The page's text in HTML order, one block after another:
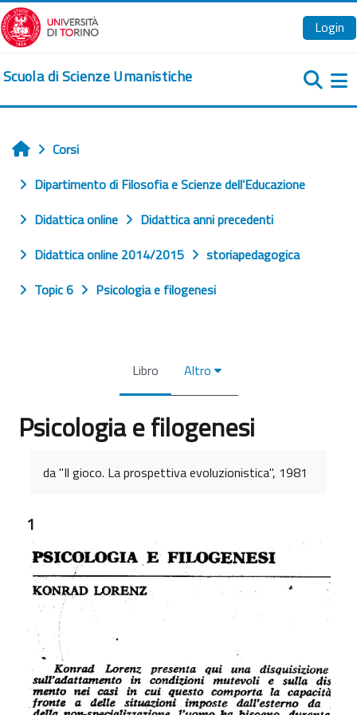
Vai al contenuto principale
Login
Scuola di Scienze Umanistiche
Home
Corsi
Dipartimento di Filosofia e Scienze dell'Educazione
Didattica online
Didattica anni precedenti
Didattica online 2014/2015
storiapedagogica
Topic 6
Psicologia e filogenesi
Libro Altro
Psicologia e filogenesi
da "Il gioco. La prospettiva evoluzionistica", 1981
1